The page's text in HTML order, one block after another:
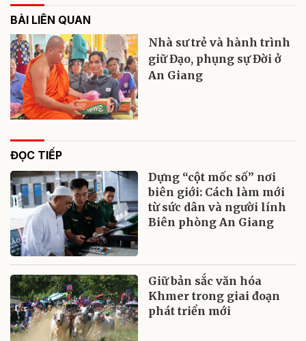
BÀI LIÊN QUAN
Nhà sư trẻ và hành trình
giữ Đạo, phụng sự Đời ở
An Giang
ĐỌC TIẾP
Dựng “cột mốc số” nơi
biên giới: Cách làm mới
từ sức dân và người lính
Biên phòng An Giang
Giữ bản sắc văn hóa
Khmer trong giai đoạn
phát triển mới